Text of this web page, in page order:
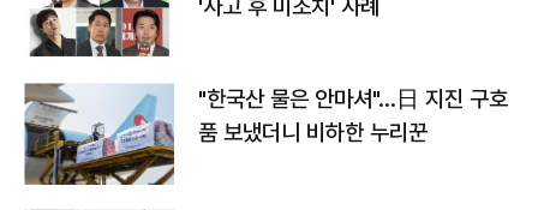
'사고 후 미조치' 사례
"한국산 물은 안마셔"…日 지진 구호
품 보냈더니 비하한 누리꾼